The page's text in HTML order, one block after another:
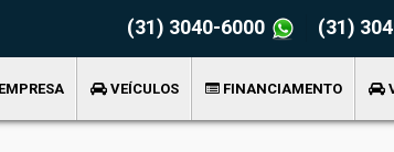
(31) 3040-6000 (31)
EMPRESA VEÍCULOS FINANCIAMENTO